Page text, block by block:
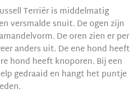
Terriër is middelmatig
versmalde snuit. De ogen zijn
De oren zien er per
anders uit. De ene hond heeft
hond heeft knoporen. Bij een
gedraaid en hangt het puntje